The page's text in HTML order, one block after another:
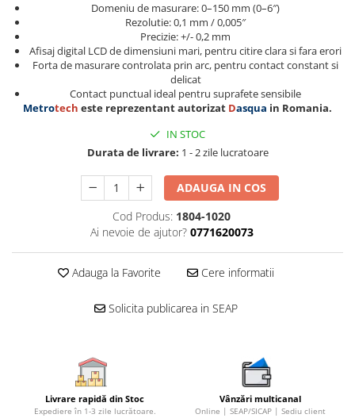
Micrometre digitale de interior in
3 puncte
Micrometre pentru caneluri
Micrometre cu varfuri ascutite
Micrometre speciale
Ceasuri comparatoare
Ceasuri comparatoare digitale
Ceasuri comparatoare mecanice
Ceasuri comparatoare digitale de
Truse de alezaj cu ceas
comparator
Domeniu de masurare: 0–150 mm (0–6″)
Rezolutie: 0,1 mm / 0,005″
Precizie: +/- 0,2 mm
Afisaj digital LCD de dimensiuni mari, pentru citire clara si fara erori
Forta de masurare controlata prin arc, pentru contact constant si
delicat
Contact punctual ideal pentru suprafete sensibile
Metrotech este reprezentant autorizat Dasqua in Romania.
IN STOC
Durata de livrare: 1 - 2 zile lucratoare
ADAUGA IN COS
Cod Produs: 1804-1020
Ai nevoie de ajutor? 0771620073
Adauga la Favorite Cere informatii
Solicita publicarea in SEAP
Livrare rapidă din Stoc
Expediere în 1-3 zile lucrătoare.
Vânzări multicanal
Online | SEAP/SICAP | Sediu client